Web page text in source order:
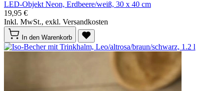
LED-Objekt Neon, Erdbeere/weiß, 30 x 40 cm
19,95 €
Inkl. MwSt., exkl. Versandkosten
In den Warenkorb